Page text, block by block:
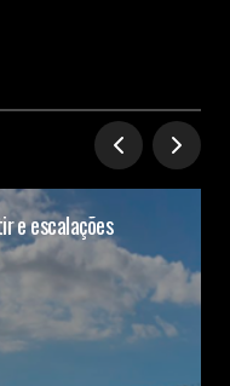
e escalações